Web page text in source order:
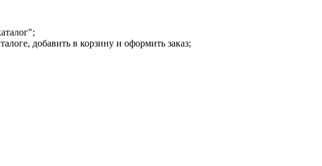
добавить в корзину и оформить заказ;